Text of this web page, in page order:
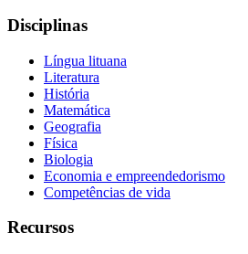
Disciplinas
Língua lituana
Literatura
História
Matemática
Geografia
Física
Biologia
Economia e empreendedorismo
Competências de vida
Recursos